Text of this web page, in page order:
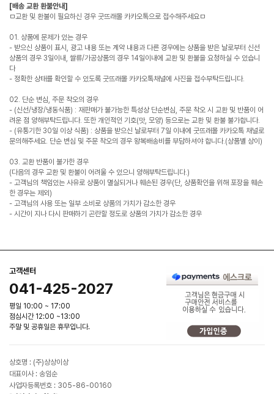
[배송 교환 환불안내]
ㅁ교환 및 환불이 필요하신 경우 굿뜨래몰 카카오톡으로 접수해주세요ㅁ
01. 상품에 문제가 있는 경우
- 받으신 상품이 표시, 광고 내용 또는 계약 내용과 다른 경우에는 상품을 받은 날로부터 신선
상품의 경우 3일이내, 쌀류/가공상품의 경우 14일이내에 교환 및 환불을 요청하실 수 있습니
다
- 정확한 상태를 확인할 수 있도록 굿뜨래몰 카카오톡채널에 사진을 접수부탁드립니다.
02. 단순 변심, 주문 착오의 경우
- (신선/냉장/냉동식품) : 재판매가 불가능한 특성상 단순변심, 주문 착오 시 교환 및 반품이 어
려운 점 양해부탁드립니다. 또한 개인적인 기호(맛, 모양) 등으로는 교환 및 환불 불가합니다.
- (유통기한 30일 이상 식품) : 상품을 받으신 날로부터 7일 이내에 굿뜨래몰 카카오톡 채널로
문의해주세요. 단순 변심 및 주문 착오의 경우 왕복배송비를 부담하셔야 합니다.(상품별 상이)
03. 교환 반품이 불가한 경우
(다음의 경우 교환 및 환불이 어려울 수 있으니 양해부탁드립니다.)
- 고객님의 책임있는 사유로 상품이 멸실되거나 훼손된 경우(단, 상품확인을 위해 포장을 훼손
한 경우는 제외)
- 고객님의 사용 또는 일부 소비로 상품의 가치가 감소한 경우
- 시간이 지나 다시 판매하기 곤란할 정도로 상품의 가치가 감소한 경우
고객센터
041-425-2027
평일 10:00 ~ 17:00
점심시간 12:00 ~13:00
주말 및 공휴일은 휴무입니다.
상호명 : (주)상상이상
대표이사 : 송임순
사업자등록번호 : 305-86-00160